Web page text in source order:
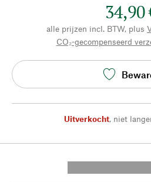
34,90
alle prijzen incl. BTW, plus
CO₂-gecompenseerd
Uitverkocht, niet